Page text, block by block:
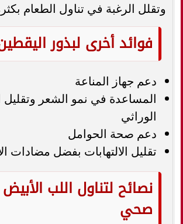
وتقلل الرغبة في تناول الطعام
فوائد أخرى لبذور
دعم جهاز المناعة
المساعدة في نمو الشعر وتقليل
الوراثي
دعم صحة الحوامل
تقليل الالتهابات بفضل مضادات
نصائح لتناول اللب
صحي